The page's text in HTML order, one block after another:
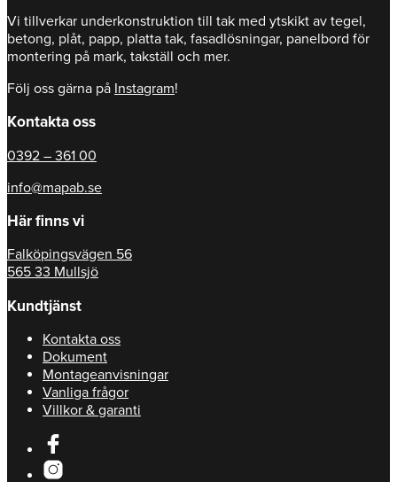
Vi tillverkar underkonstruktion till tak med ytskikt av tegel,
betong, plåt, papp, platta tak, fasadlösningar, panelbord för
montering på mark, takställ och mer.
Följ oss gärna på Instagram!
Kontakta oss
0392 – 361 00
info@mapab.se
Här finns vi
Falköpingsvägen 56
565 33 Mullsjö
Kundtjänst
Kontakta oss
Dokument
Montageanvisningar
Vanliga frågor
Villkor & garanti